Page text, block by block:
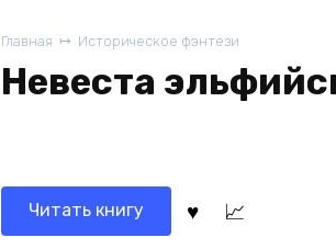
Главная Историческое фэнтези
Невеста
Читать книгу